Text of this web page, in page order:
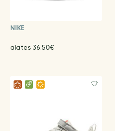
NIKE
alates 36.50€